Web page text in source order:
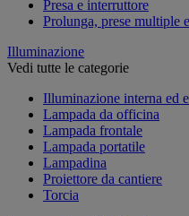
Presa e interruttore
Prolunga, prese multiple
Illuminazione
Vedi tutte le categorie
Illuminazione interna ed
Lampada da officina
Lampada frontale
Lampada portatile
Lampadina
Proiettore da cantiere
Torcia